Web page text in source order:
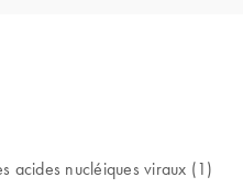
acides nucléiques viraux (1)